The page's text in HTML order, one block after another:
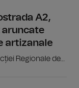
A2,
aruncate
artizanale
Regionale de...